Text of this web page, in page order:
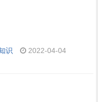
识 2022-04-04